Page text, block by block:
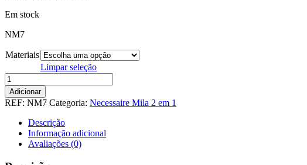
Em stock
NM7
Materiais
Limpar seleção
Quantidade
de
Necessaire
Mila
Flores
Adicionar
REF: NM7 Categoria: Necessaire Mila 2 em 1
Descrição
Informação adicional
Avaliações (0)